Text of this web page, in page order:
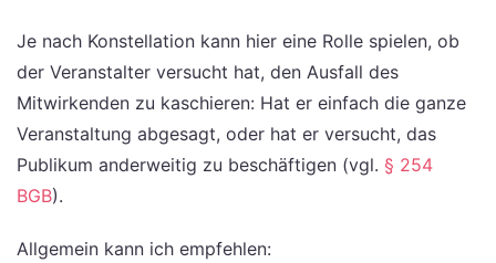
Je nach Konstellation kann hier eine Rolle spielen, ob
der Veranstalter versucht hat, den Ausfall des
Mitwirkenden zu kaschieren: Hat er einfach die ganze
Veranstaltung abgesagt, oder hat er versucht, das
Publikum anderweitig zu beschäftigen (vgl. § 254
BGB).
Allgemein kann ich empfehlen: